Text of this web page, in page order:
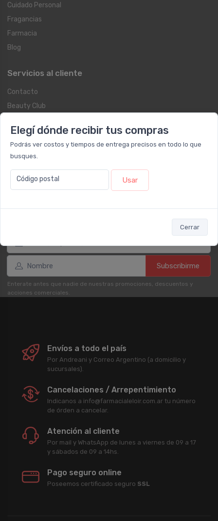
Elegí dónde recibir tus compras
Podrás ver costos y tiempos de entrega precisos en todo lo que
busques.
Código postal Usar
Cerrar
Cuidado Personal
Fragancias
Farmacia
Blog
Servicios al cliente
Contacto
Beauty Club
Botón de arrepentimiento
Términos y condiciones
Reembolso y devoluciones
Preguntas frecuentes
Registrate como cliente
Subscribirme
Enterate antes que nadie de nuestras promociones, descuentos y
acciones comerciales.
Envíos a todo el país
Por Andreani y Correo Argentino (a domicilio y
sucursales).
Cancelaciones / Arrepentimiento
Indicanos a info@farmacialeloir.com.ar tu número
de órden a cancelar.
Atención al cliente
Por mail y WhatsApp de lunes a viernes de 09 a 17
y sábados de 09 a 14hs.
Pago seguro online
Poseemos certificado seguro SSL